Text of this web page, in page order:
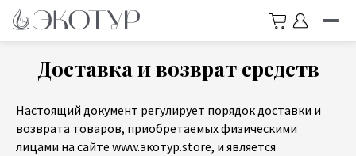
Доставка и возврат средств
Настоящий документ регулирует порядок доставки и
возврата товаров, приобретаемых физическими
лицами на сайте www.экотур.store, и является